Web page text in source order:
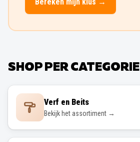
SHOP PER CATEGORIE
Verf en Beits
Bekijk het assortiment →